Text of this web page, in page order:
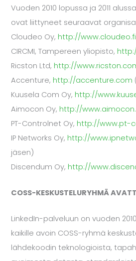
Vuoden 2010 lopussa ja 2011
ovat liittyneet seuraavat
Cloudeo Oy, http://www.cloudeo.fi
CIRCMI, Tampereen yliopisto,
Ricston Ltd, http://
Accenture, http://accenture.com
Kuusela Com Oy, http://
Aimocon Oy, http://
PT-Controlnet Oy, http://www.pt-
IP Networks Oy, http://
jäsen)
Discendum Oy, http://
COSS-KESKUSTELURYHMÄ
LinkedIn-palveluun on vuoden
kaikille avoin COSS-ryhmä
lähdekoodin teknologioista,